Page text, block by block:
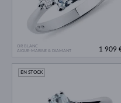
OR BLANC
AIGUE-MARINE & DIAMANT
1 909
EN STOCK